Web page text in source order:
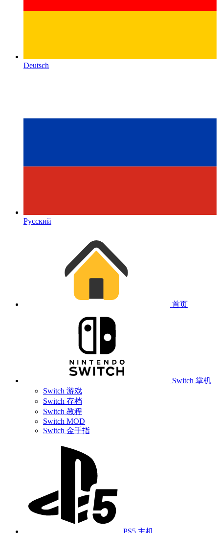
Deutsch
Русский
首页
Switch 掌机
Switch 游戏
Switch 存档
Switch 教程
Switch MOD
Switch 金手指